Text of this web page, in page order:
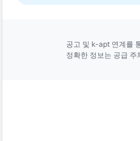
공고 및 k-apt 연계를
정확한 정보는 공급